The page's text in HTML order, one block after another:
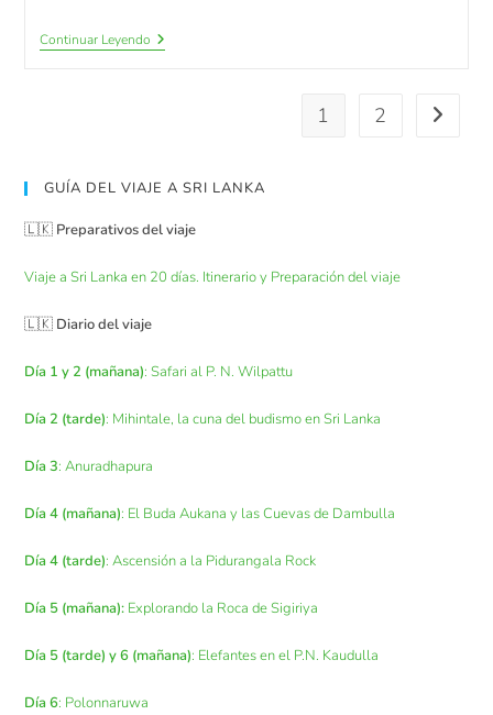
Continuar Leyendo
1 2
GUÍA DEL VIAJE A SRI LANKA
🇱🇰 Preparativos del viaje
Viaje a Sri Lanka en 20 días. Itinerario y Preparación del viaje
🇱🇰 Diario del viaje
Día 1 y 2 (mañana): Safari al P. N. Wilpattu
Día 2 (tarde): Mihintale, la cuna del budismo en Sri Lanka
Día 3: Anuradhapura
Día 4 (mañana): El Buda Aukana y las Cuevas de Dambulla
Día 4 (tarde): Ascensión a la Pidurangala Rock
Día 5 (mañana): Explorando la Roca de Sigiriya
Día 5 (tarde) y 6 (mañana): Elefantes en el P.N. Kaudulla
Día 6: Polonnaruwa